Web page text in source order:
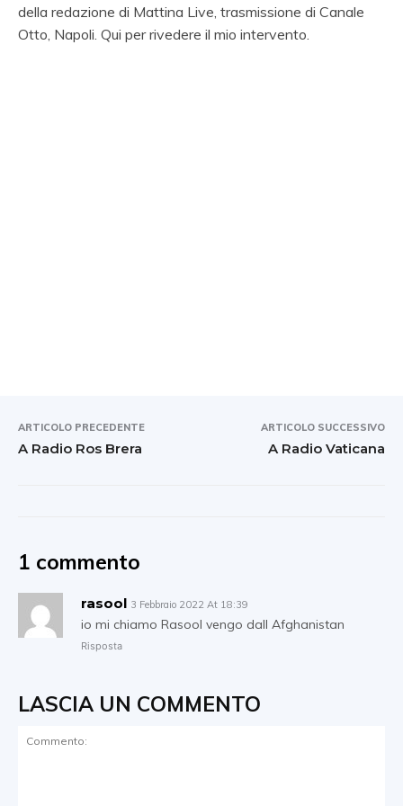
della redazione di Mattina Live, trasmissione di Canale
Otto, Napoli. Qui per rivedere il mio intervento.
ARTICOLO PRECEDENTE
A Radio Ros Brera
ARTICOLO SUCCESSIVO
A Radio Vaticana
1 commento
rasool 3 Febbraio 2022 At 18:39
io mi chiamo Rasool vengo dall Afghanistan
Risposta
LASCIA UN COMMENTO